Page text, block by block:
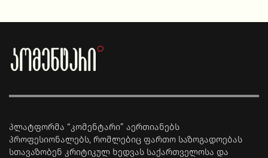
პლატფორმა “კომენტარი” აერთიანებს
პროფესიონალებს, რომლებიც ფართო საზოგადოებას
სთავაზობენ კრიტიკულ ხედვას საქართველოსა და